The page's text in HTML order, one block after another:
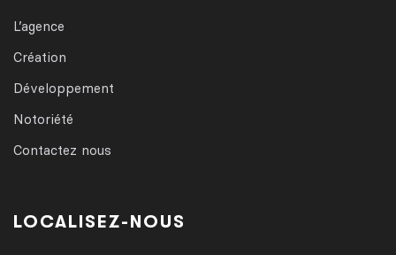
L’agence
Création
Développement
Notoriété
Contactez nous
LOCALISEZ-NOUS